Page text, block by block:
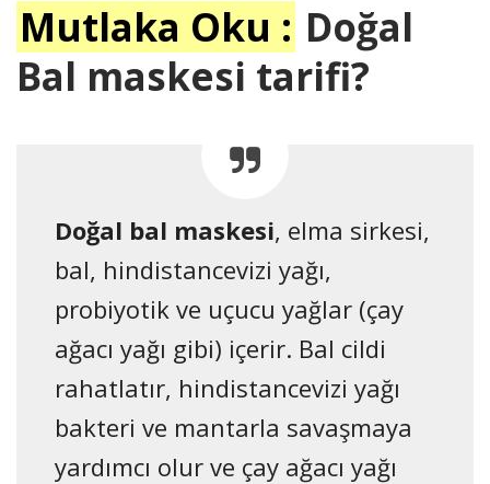
Mutlaka Oku : Doğal
Bal maskesi tarifi?
Doğal bal maskesi, elma sirkesi,
bal, hindistancevizi yağı,
probiyotik ve uçucu yağlar (çay
ağacı yağı gibi) içerir. Bal cildi
rahatlatır, hindistancevizi yağı
bakteri ve mantarla savaşmaya
yardımcı olur ve çay ağacı yağı